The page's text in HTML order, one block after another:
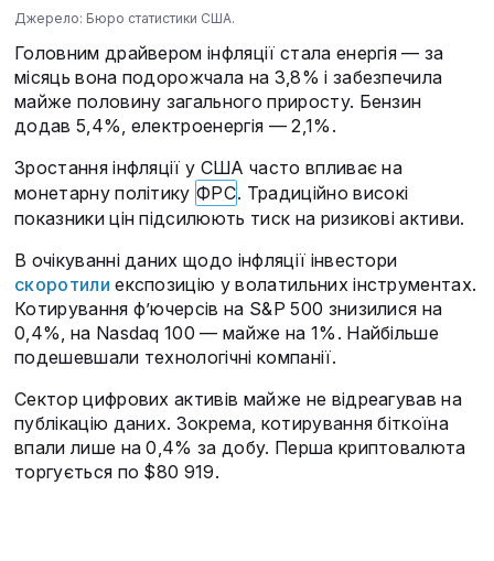
Джерело: Бюро статистики США.
Головним драйвером інфляції стала енергія — за
місяць вона подорожчала на 3,8% і забезпечила
майже половину загального приросту. Бензин
додав 5,4%, електроенергія — 2,1%.
Зростання інфляції у США часто впливає на
монетарну політику ФРС. Традиційно високі
показники цін підсилюють тиск на ризикові активи.
В очікуванні даних щодо інфляції інвестори
скоротили експозицію у волатильних інструментах.
Котирування ф’ючерсів на S&P 500 знизилися на
0,4%, на Nasdaq 100 — майже на 1%. Найбільше
подешевшали технологічні компанії.
Сектор цифрових активів майже не відреагував на
публікацію даних. Зокрема, котирування біткоїна
впали лише на 0,4% за добу. Перша криптовалюта
торгується по $80 919.